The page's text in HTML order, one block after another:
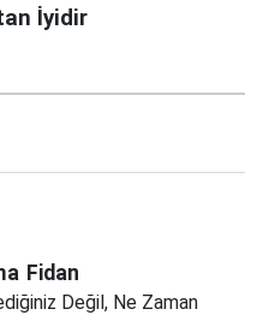
İyidir
Fidan
Değil, Ne Zaman